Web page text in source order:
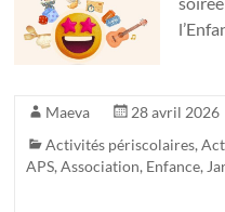
Maeva
28 avril 2026
Activités périscolaires,
APS,Association, Enfance,